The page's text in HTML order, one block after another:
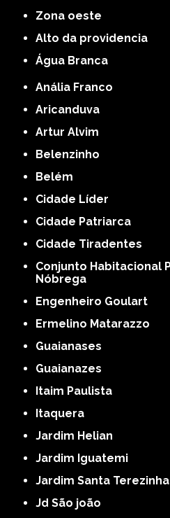
Zona oeste
alto da providencia
Água Branca
Anália Franco
Aricanduva
Artur Alvim
Belenzinho
Belém
Cidade Líder
Cidade Patriarca
Cidade Tiradentes
Conjunto Habitacional Padre Manoel da
Nóbrega
Engenheiro Goulart
Ermelino Matarazzo
Guaianases
Guaianazes
Itaim Paulista
Itaquera
Jardim Helian
Jardim Iguatemi
Jardim Santa Terezinha
Jd São joão